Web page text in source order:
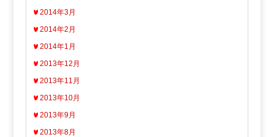
2014年3月
2014年2月
2014年1月
2013年12月
2013年11月
2013年10月
2013年9月
2013年8月